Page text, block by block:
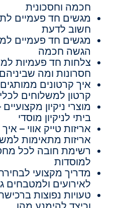
חכמה וחסכונית
מגשים חד פעמיים
חשוב לדעת
מגשים חד פעמיים
הגשה חכמה
צלחות חד פעמיות
חסרונות ומה שביניהם
איך קרטונים
קרטון למשלוחים לכלי
מוצרי ניקיון
ביתי לניקיון מוסדי
אריזות טייק אווי –
אריזות מתאימות
רשימת חובה לכל
למוסדות
מדריך מקצועי
לאירועים ולמטבחים
טעויות נפוצות